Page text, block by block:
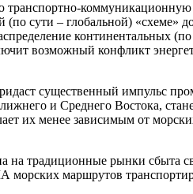
сути – глобальной) «схеме»
континентальных
возможный конфликт
существенный импульс
и Среднего Востока,
их менее зависимым от
на традиционные рынки сбыта
маршрутов